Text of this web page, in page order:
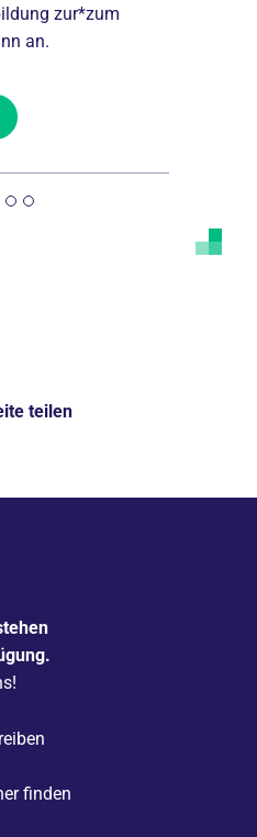
zur*zum
an.
teilen
finden